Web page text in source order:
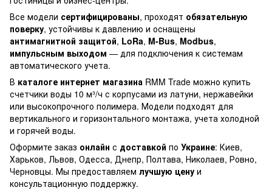
Все модели сертифицированы, проходят обязательную
поверку, устойчивы к давлению и оснащены
антимагнитной защитой, LoRa, M-Bus, Modbus,
импульсным выходом — для подключения к системам
автоматического учета.
В каталоге интернет магазина RMM Trade можно купить
счетчики воды 10 м³/ч с корпусами из латуни, нержавейки
или высокопрочного полимера. Модели подходят для
вертикального и горизонтального монтажа, учета холодной
и горячей воды.
Оформите заказ онлайн с доставкой по Украине: Киев,
Харьков, Львов, Одесса, Днепр, Полтава, Николаев, Ровно,
Черновцы. Мы предоставляем лучшую цену и
консультационную поддержку.